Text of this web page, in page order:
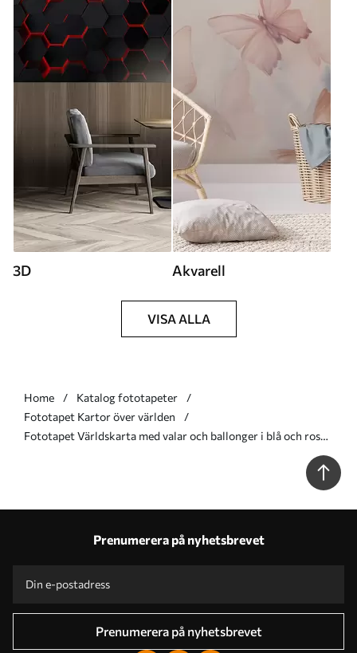
3D Akvarell
VISA ALLA
Home
Katalog fototapeter
Fototapet Kartor över världen
Fototapet Världskarta med valar och ballonger i blå och rosa
Prenumerera på nyhetsbrevet
Prenumerera på nyhetsbrevet